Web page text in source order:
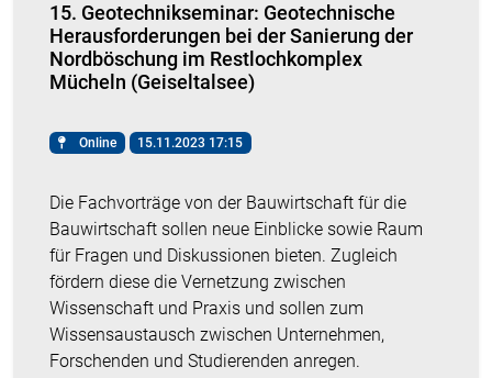
15. Geotechnikseminar: Geotechnische
Herausforderungen bei der Sanierung der
Nordböschung im Rest­lochkomplex
Mücheln (Geiseltalsee)
Online 15.11.2023 17:15
Die Fachvorträge von der Bauwirtschaft für die
Bauwirtschaft sollen neue Einblicke sowie Raum
für Fragen und Diskussionen bieten. Zugleich
fördern diese die Vernetzung zwischen
Wissenschaft und Praxis und sollen zum
Wissensaustausch zwischen Unternehmen,
Forschenden und Studierenden anregen.